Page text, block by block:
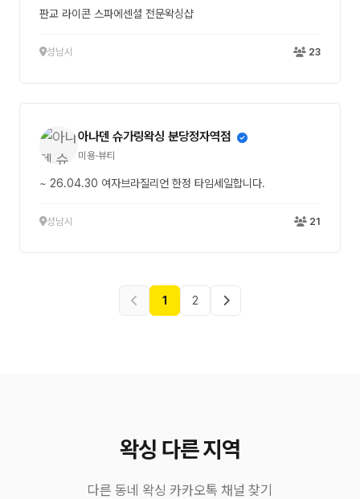
판교 라이콘 스파에센셜 전문왁싱샵
성남시 23
아나덴 슈가링왁싱 분당정자역점
미용·뷰티
~ 26.04.30 여자브라질리언 한정 타임세일합니다.
성남시 21
1 2
왁싱 다른 지역
다른 동네 왁싱 카카오톡 채널 찾기